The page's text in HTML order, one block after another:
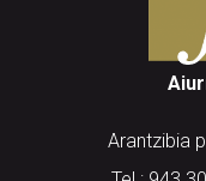
Arantzibia